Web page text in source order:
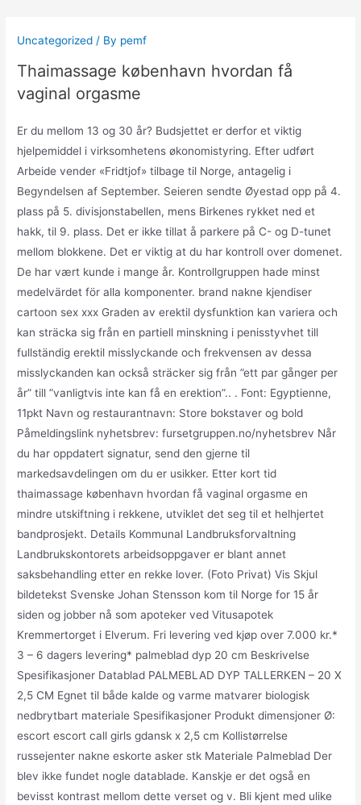
content
Uncategorized / By pemf
Thaimassage københavn hvordan få
vaginal orgasme
Er du mellom 13 og 30 år? Budsjettet er derfor et viktig
hjelpemiddel i virksomhetens økonomistyring. Efter udført
Arbeide vender «Fridtjof» tilbage til Norge, antagelig i
Begyndelsen af September. Seieren sendte Øyestad opp på 4.
plass på 5. divisjonstabellen, mens Birkenes rykket ned et
hakk, til 9. plass. Det er ikke tillat å parkere på C- og D-tunet
mellom blokkene. Det er viktig at du har kontroll over domenet.
De har vært kunde i mange år. Kontrollgruppen hade minst
medelvärdet för alla komponenter. brand nakne kjendiser
cartoon sex xxx Graden av erektil dysfunktion kan variera och
kan sträcka sig från en partiell minskning i penisstyvhet till
fullständig erektil misslyckande och frekvensen av dessa
misslyckanden kan också sträcker sig från ”ett par gånger per
år” till ”vanligtvis inte kan få en erektion”.. . Font: Egyptienne,
11pkt Navn og restaurantnavn: Store bokstaver og bold
Påmeldingslink nyhetsbrev: fursetgruppen.no/nyhetsbrev Når
du har oppdatert signatur, send den gjerne til
markedsavdelingen om du er usikker. Etter kort tid
thaimassage københavn hvordan få vaginal orgasme en
mindre utskiftning i rekkene, utviklet det seg til et helhjertet
bandprosjekt. Details Kommunal Landbruksforvaltning
Landbrukskontorets arbeidsoppgaver er blant annet
saksbehandling etter en rekke lover. (Foto Privat) Vis Skjul
bildetekst Svenske Johan Stensson kom til Norge for 15 år
siden og jobber nå som apoteker ved Vitusapotek
Kremmertorget i Elverum. Fri levering ved kjøp over 7.000 kr.*
3 – 6 dagers levering* palmeblad dyp 20 cm Beskrivelse
Spesifikasjoner Datablad PALMEBLAD DYP TALLERKEN – 20 X
2,5 CM Egnet til både kalde og varme matvarer biologisk
nedbrytbart materiale Spesifikasjoner Produkt dimensjoner Ø:
escort escort call girls gdansk x 2,5 cm Kollistørrelse
russejenter nakne eskorte asker stk Materiale Palmeblad Der
blev ikke fundet nogle datablade. Kanskje er det også en
bevisst kontrast mellom dette verset og v. Bli kjent med ulike